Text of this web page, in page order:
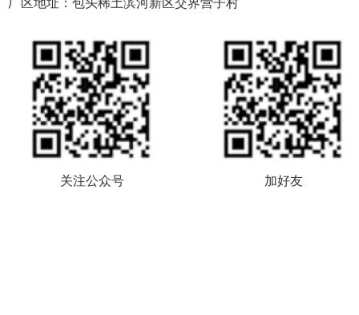
厂区地址：包头稀土滨河新区交界营子村
关注公众号 加好友